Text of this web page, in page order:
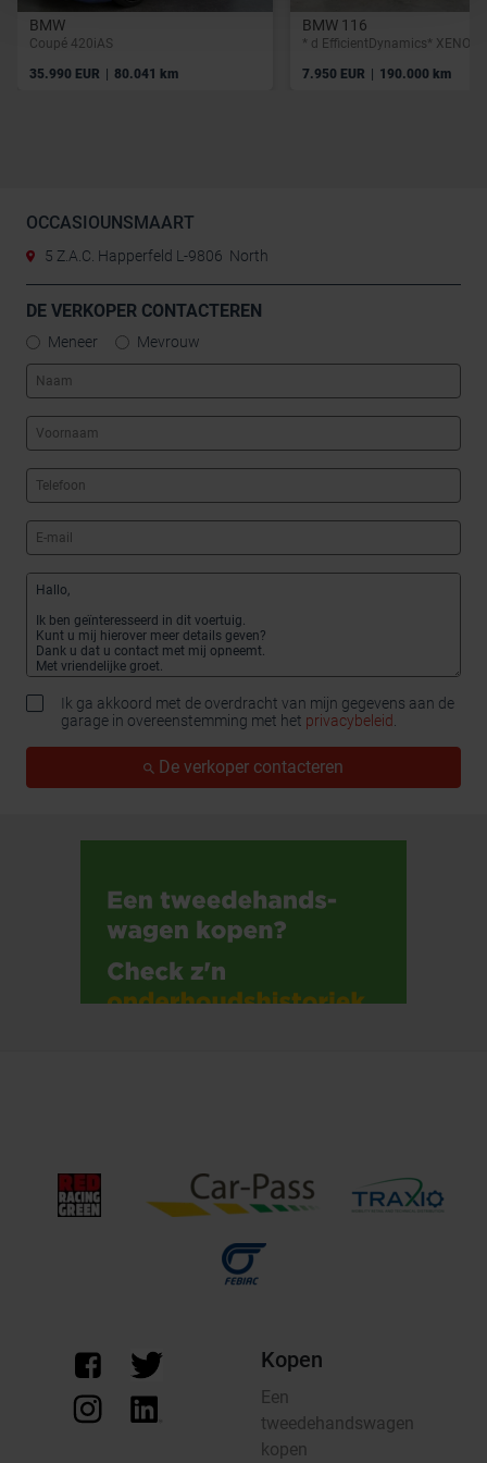
BMW
Coupé 420iAS
35.990 EUR | 80.041 km
BMW 116
7.950 EUR | 190.000 km
OCCASIOUNSMAART
5 Z.A.C. Happerfeld L-9806 North
DE VERKOPER CONTACTEREN
Meneer Mevrouw
Ik ga akkoord met de overdracht van mijn gegevens aan de
garage in overeenstemming met het privacybeleid.
De verkoper contacteren
Kopen
Een
tweedehandswagen
kopen